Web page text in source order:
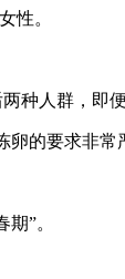
性。
种人群，即
卵的要求非
”。